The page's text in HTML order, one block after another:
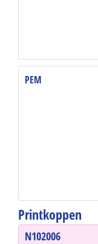
PEM
Printkoppen
N102006